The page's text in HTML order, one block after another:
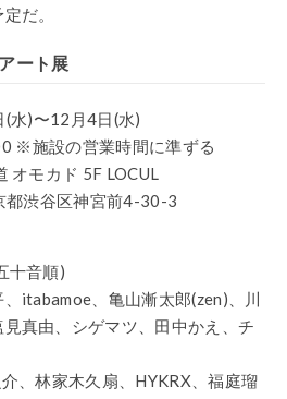
だ。
ート展
水)〜12月4日(水)
※施設の営業時間に準ずる
オモカド 5F LOCUL
渋谷区神宮前4-30-3
十音順)
itabamoe、亀山漸太郎(zen)、川
真由、シゲマツ、田中かえ、チ
、林家木久扇、HYKRX、福庭瑠